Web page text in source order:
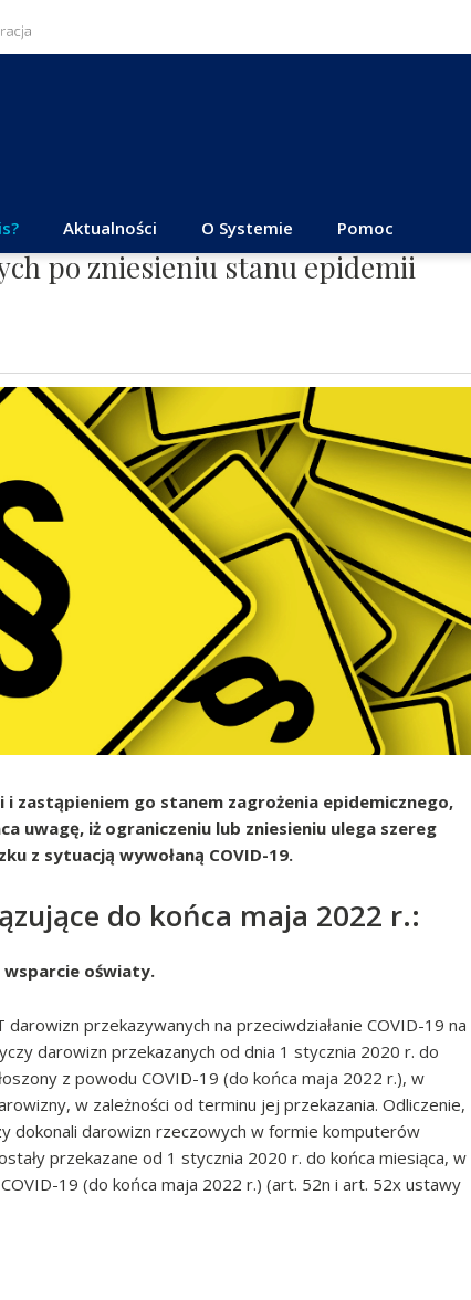
Aktualności O Systemie Pomoc
po zniesieniu stanu epidemii
i zastąpieniem go stanem zagrożenia epidemicznego,
uwagę, iż ograniczeniu lub zniesieniu ulega szereg
z sytuacją wywołaną COVID-19.
do końca maja 2022 r.:
wsparcie oświaty.
przekazywanych na przeciwdziałanie COVID-19 na
darowizn przekazanych od dnia 1 stycznia 2020 r. do
z powodu COVID-19 (do końca maja 2022 r.), w
w zależności od terminu jej przekazania. Odliczenie,
dokonali darowizn rzeczowych w formie komputerów
przekazane od 1 stycznia 2020 r. do końca miesiąca, w
19 (do końca maja 2022 r.) (art. 52n i art. 52x ustawy